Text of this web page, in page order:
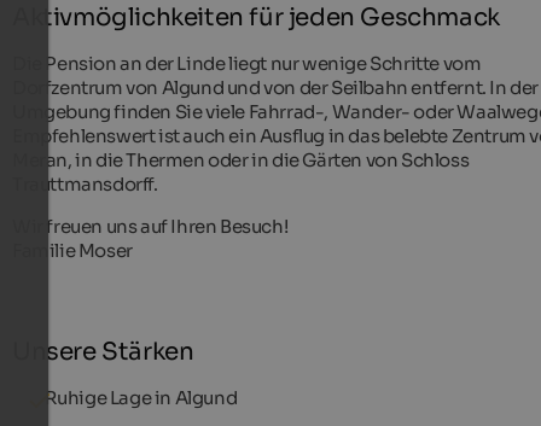
Aktivmöglichkeiten für jeden Geschmack
Die Pension an der Linde liegt nur wenige Schritte vom
Dorfzentrum von Algund und von der Seilbahn entfernt. In der
Umgebung finden Sie viele Fahrrad-, Wander- oder
Empfehlenswert ist auch ein Ausflug in das belebte Zentrum
Meran, in die Thermen oder in die Gärten von Schloss
Trauttmansdorff.
Wir freuen uns auf Ihren Besuch!
Familie Moser
Unsere Stärken
Ruhige Lage in Algund